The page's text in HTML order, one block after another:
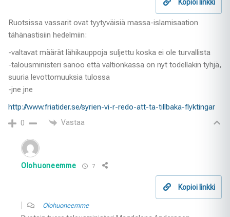
Kopioi linkki
Ruotsissa vassarit ovat tyytyväisiä massa-islamisaation
tähänastisiin hedelmiin:
-valtavat määrät lähikauppoja suljettu koska ei ole turvallista
-talousministeri sanoo että valtionkassa on nyt todellakin tyhjä,
suuria levottomuuksia tulossa
-jne jne
http://www.friatider.se/syrien-vi-r-redo-att-ta-tillbaka-flyktingar
0 Vastaa
Olohuoneemme 7
Kopioi linkki
Olohuoneemme